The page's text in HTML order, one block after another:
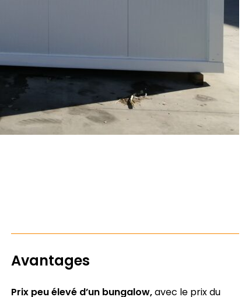
Avantages
Prix peu élevé d’un bungalow,avec le prix du